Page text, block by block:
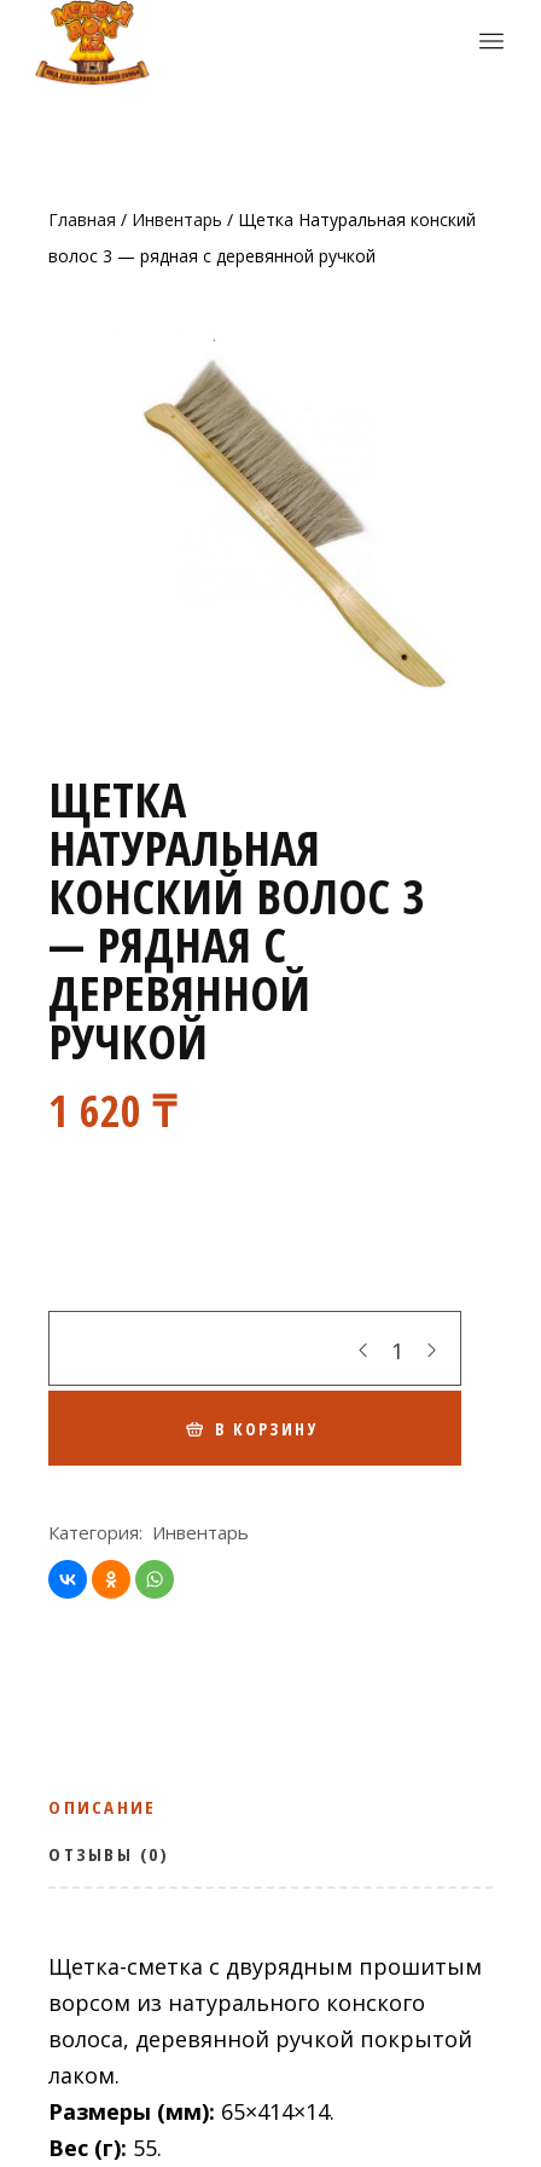
Главная / Инвентарь / Щетка Натуральная конский
волос 3 — рядная с деревянной ручкой
ЩЕТКА
НАТУРАЛЬНАЯ
КОНСКИЙ ВОЛОС 3
— РЯДНАЯ С
ДЕРЕВЯННОЙ
РУЧКОЙ
1 620₸
В КОРЗИНУ
Категория: Инвентарь
ОПИСАНИЕ
ОТЗЫВЫ (0)
Щетка-сметка с двурядным прошитым
ворсом из натурального конского
волоса, деревянной ручкой покрытой
лаком.
Размеры (мм): 65×414×14.
Вес (г): 55.